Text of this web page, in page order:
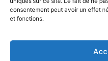
consentement peut avoir un effet
et fonctions.